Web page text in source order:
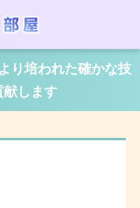
り培われた確かな技
献します